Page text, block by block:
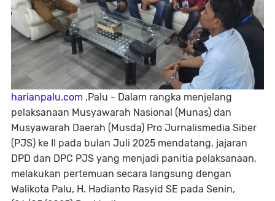
harianpalu.com ,Palu - Dalam rangka menjelang
pelaksanaan Musyawarah Nasional (Munas) dan
Musyawarah Daerah (Musda) Pro Jurnalismedia Siber
(PJS) ke II pada bulan Juli 2025 mendatang, jajaran
DPD dan DPC PJS yang menjadi panitia pelaksanaan,
melakukan pertemuan secara langsung dengan
Walikota Palu, H. Hadianto Rasyid SE pada Senin,